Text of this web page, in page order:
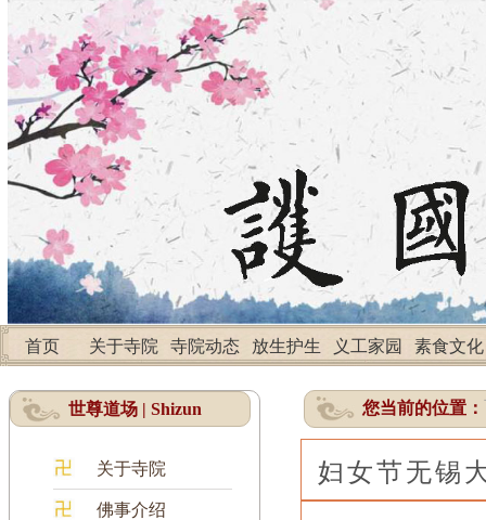
首页 关于寺院 寺院动态 放生护生 义工家园 素食文化
世尊道场 | Shizun
关于寺院
佛事介绍
您当前的位置：
妇女节无锡